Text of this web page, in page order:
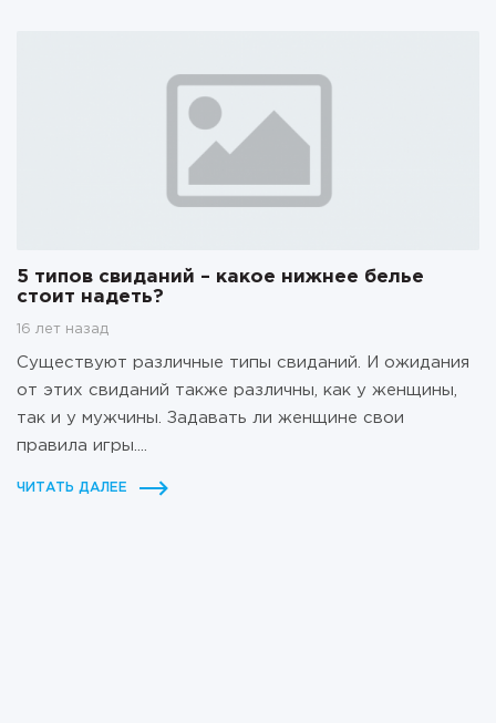
5 типов свиданий – какое нижнее белье
стоит надеть?
16 лет назад
Существуют различные типы свиданий. И ожидания
от этих свиданий также различны, как у женщины,
так и у мужчины. Задавать ли женщине свои
правила игры....
ЧИТАТЬ ДАЛЕЕ